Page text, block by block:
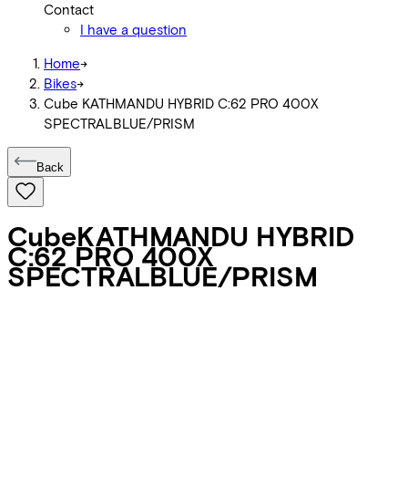
Contact
I have a question
Home->
Bikes->
Cube KATHMANDU HYBRID C:62 PRO 400X
SPECTRALBLUE/PRISM
Back
CubeKATHMANDU HYBRID
C:62 PRO 400X
SPECTRALBLUE/PRISM